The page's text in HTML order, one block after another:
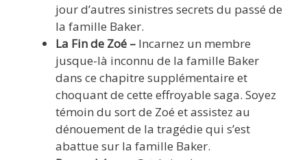
jour d’autres sinistres secrets du passé de
la famille Baker.
La Fin de Zoé – Incarnez un membre
jusque-là inconnu de la famille Baker
dans ce chapitre supplémentaire et
choquant de cette effroyable saga. Soyez
témoin du sort de Zoé et assistez au
dénouement de la tragédie qui s’est
abattue sur la famille Baker.